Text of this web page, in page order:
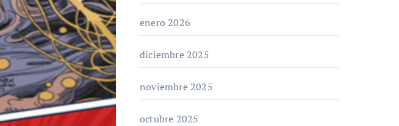
enero 2026
diciembre 2025
noviembre 2025
octubre 2025